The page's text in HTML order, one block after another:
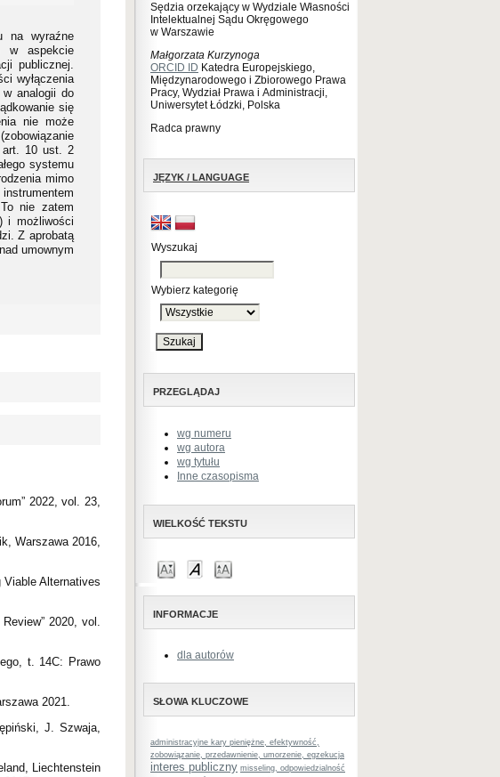
Sędzia orzekający w Wydziale Własności
Intelektualnej Sądu Okręgowego
w Warszawie
Małgorzata Kurzynoga
ORCID ID Katedra Europejskiego,
Międzynarodowego i Zbiorowego Prawa
Pracy, Wydział Prawa i Administracji,
Uniwersytet Łódzki, Polska
Radca prawny
JĘZYK / LANGUAGE
Wyszukaj
Wybierz kategorię
PRZEGLĄDAJ
wg numeru
wg autora
wg tytułu
Inne czasopisma
WIELKOŚĆ TEKSTU
INFORMACJE
dla autorów
SŁOWA KLUCZOWE
administracyjne kary pieniężne, efektywność,
zobowiązanie, przedawnienie, umorzenie, egzekucja
interes publiczny misseling, odpowiedzialność
na wyraźne
w aspekcie
publicznej.
wyłączenia
w analogii do
się
nie może
art. 10 ust. 2
systemu
mimo
nie zatem
i możliwości
Z aprobatą
umownym
2022, vol. 23,
Warszawa 2016,
Alternatives
2020, vol.
t. 14C: Prawo
2021.
J. Szwaja,
Liechtenstein